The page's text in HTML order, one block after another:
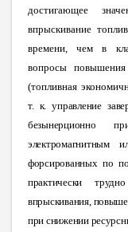
достигающее
впрыскивание
времени, чем в
вопросы повышения
(топливная
т. к. управление
безынерционно
электромагнитным
форсированных по
практически
впрыскивания,
при снижении